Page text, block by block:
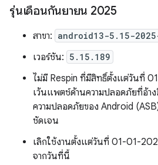
รุ่นเดือนกันยายน 2025
สาขา: android13-5.15-
เวอร์ชัน: 5.15.189
ไม่มี Respin ที่มีสิทธิ์ตั้งแต่วันที่
เว้นแพตช์ด้านความปลอดภัยที่อ้าง
ความปลอดภัยของ Android
ชัดเจน
เลิกใช้งานตั้งแต่วันที่ 01-01-
จากวันที่นี้